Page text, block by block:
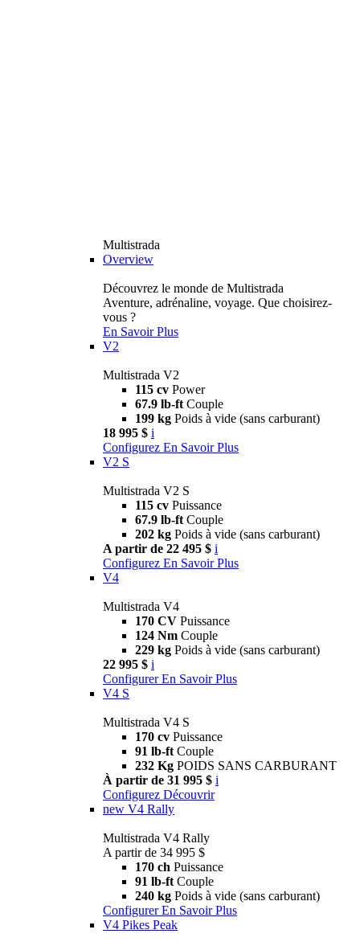
Multistrada
Overview
Découvrez le monde de Multistrada
Aventure, adrénaline, voyage. Que choisirez-
vous ?
En Savoir Plus
V2
Multistrada V2
115 cv Power
67.9 lb-ft Couple
199 kg Poids à vide (sans carburant)
18 995 $ i
Configurez En Savoir Plus
V2 S
Multistrada V2 S
115 cv Puissance
67.9 lb-ft Couple
202 kg Poids à vide (sans carburant)
A partir de 22 495 $ i
Configurez En Savoir Plus
V4
Multistrada V4
170 CV Puissance
124 Nm Couple
229 kg Poids à vide (sans carburant)
22 995 $ i
Configurer En Savoir Plus
V4 S
Multistrada V4 S
170 cv Puissance
91 lb-ft Couple
232 Kg POIDS SANS CARBURANT
À partir de 31 995 $ i
Configurez Découvrir
new V4 Rally
Multistrada V4 Rally
A partir de 34 995 $
170 ch Puissance
91 lb-ft Couple
240 kg Poids à vide (sans carburant)
Configurer En Savoir Plus
V4 Pikes Peak